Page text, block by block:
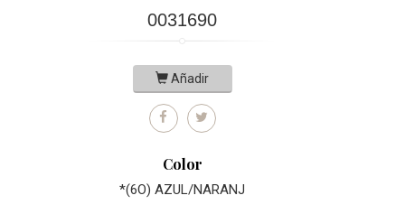
0031690
Añadir
Color
*(6O) AZUL/NARANJ